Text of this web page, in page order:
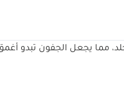
مما يجعل الجفون تبدو